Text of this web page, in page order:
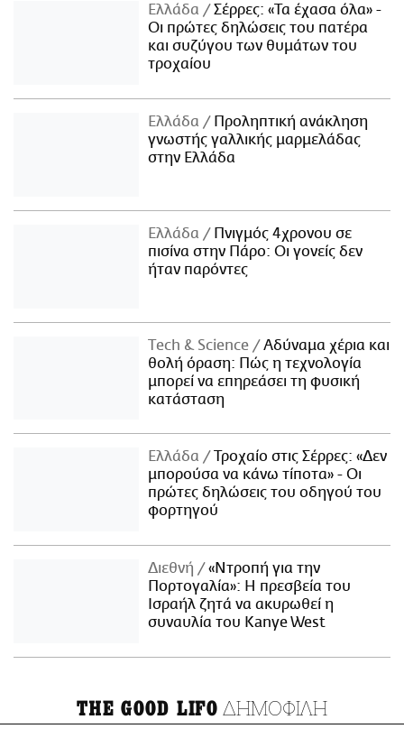
Ελλάδα
Σέρρες: «Τα έχασα όλα» -
Οι πρώτες δηλώσεις του πατέρα
και συζύγου των θυμάτων του
τροχαίου
Ελλάδα
Προληπτική ανάκληση
γνωστής γαλλικής μαρμελάδας
στην Ελλάδα
Ελλάδα
Πνιγμός 4χρονου σε
πισίνα στην Πάρο: Οι γονείς δεν
ήταν παρόντες
Τech & Science
Αδύναμα χέρια και
θολή όραση: Πώς η τεχνολογία
μπορεί να επηρεάσει τη φυσική
κατάσταση
Ελλάδα
Τροχαίο στις Σέρρες: «Δεν
μπορούσα να κάνω τίποτα» - Οι
πρώτες δηλώσεις του οδηγού του
φορτηγού
Διεθνή
«Ντροπή για την
Πορτογαλία»: Η πρεσβεία του
Ισραήλ ζητά να ακυρωθεί η
συναυλία του Kanye West
THE GOOD LIFO ΔΗΜΟΦΙΛΗ